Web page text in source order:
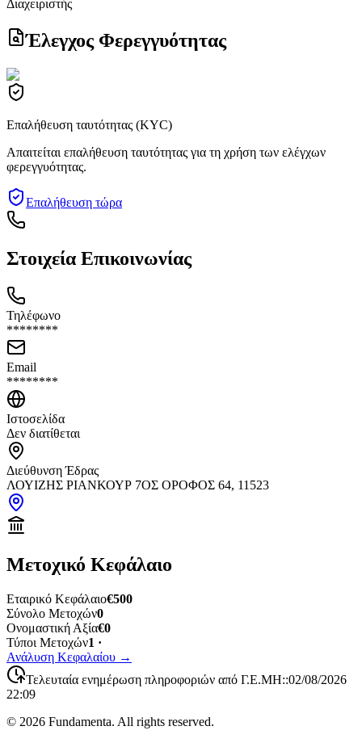
Διαχειριστής
Έλεγχος Φερεγγυότητας
Επαλήθευση ταυτότητας (KYC)
Απαιτείται επαλήθευση ταυτότητας για τη χρήση των ελέγχων
φερεγγυότητας.
Επαλήθευση τώρα
Στοιχεία Επικοινωνίας
Τηλέφωνο
********
Email
********
Ιστοσελίδα
Δεν διατίθεται
Διεύθυνση Έδρας
ΛΟΥΙΖΗΣ ΡΙΑΝΚΟΥΡ 7ΟΣ ΟΡΟΦΟΣ 64, 11523
Μετοχικό Κεφάλαιο
Εταιρικό Κεφάλαιο€500
Σύνολο Μετοχών0
Ονομαστική Αξία€0
Τύποι Μετοχών1 ·
Ανάλυση Κεφαλαίου →
Τελευταία ενημέρωση πληροφοριών από Γ.Ε.ΜΗ::02/08/2026
22:09
© 2026 Fundamenta. All rights reserved.